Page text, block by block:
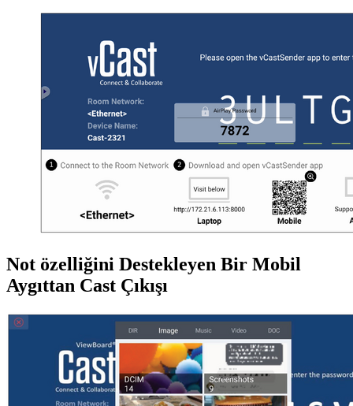
Not özelliğini Destekleyen Bir Mobil
Aygıttan Cast Çıkışı